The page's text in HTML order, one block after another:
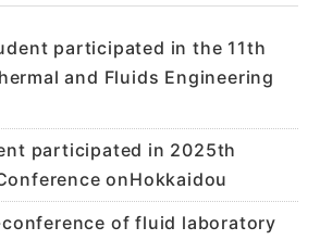
participated in the 11th
and Fluids Engineering
participated in 2025th
onHokkaidou
of fluid laboratory